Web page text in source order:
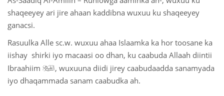
shaqeeyey ari jire ahaan kaddibna wuxuu ku shaqeeyey
ganacsi.
Rasuulka Alle sc.w. wuxuu ahaa Islaamka ka hor toosane ka
iishay shirki iyo macaasi oo dhan, ku caabuda Allaah diintii
Ibraahiim , wuxuuna diidi jirey caabudaadda sanamyada
iyo dhaqammada sanam caabudka ah.